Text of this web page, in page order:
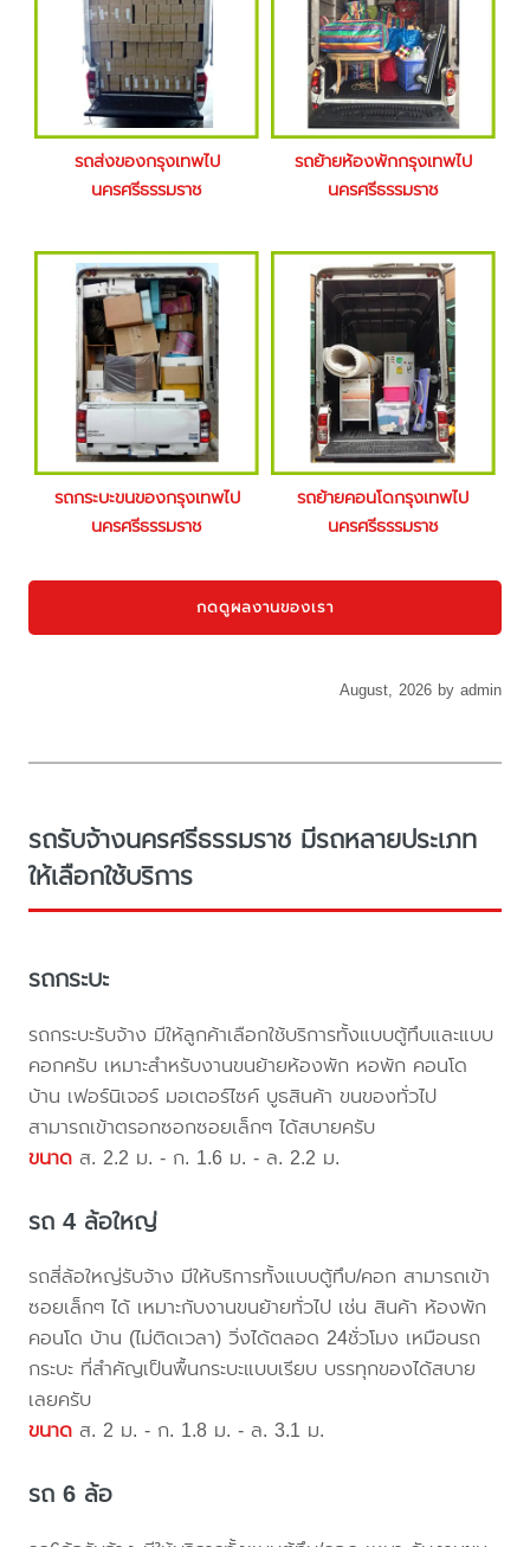
รถส่งของกรุงเทพไป
นครศรีธรรมราช
รถย้ายห้องพักกรุงเทพไป
นครศรีธรรมราช
รถกระบะขนของกรุงเทพไป
นครศรีธรรมราช
รถย้ายคอนโดกรุงเทพไป
นครศรีธรรมราช
กดดูผลงานของเรา
August, 2026 by admin
รถรับจ้างนครศรีธรรมราช มีรถหลายประเภท
ให้เลือกใช้บริการ
รถกระบะ
รถกระบะรับจ้าง มีให้ลูกค้าเลือกใช้บริการทั้งแบบตู้ทึบและแบบ
คอกครับ เหมาะสำหรับงานขนย้ายห้องพัก หอพัก คอนโด
บ้าน เฟอร์นิเจอร์ มอเตอร์ไซค์ บูธสินค้า ขนของทั่วไป
สามารถเข้าตรอกซอกซอยเล็กๆ ได้สบายครับ
ขนาด ส. 2.2 ม. - ก. 1.6 ม. - ล. 2.2 ม.
รถ 4 ล้อใหญ่
รถสี่ล้อใหญ่รับจ้าง มีให้บริการทั้งแบบตู้ทึบ/คอก สามารถเข้า
ซอยเล็กๆ ได้ เหมาะกับงานขนย้ายทั่วไป เช่น สินค้า ห้องพัก
คอนโด บ้าน (ไม่ติดเวลา) วิ่งได้ตลอด 24ชั่วโมง เหมือนรถ
กระบะ ที่สำคัญเป็นพื้นกระบะแบบเรียบ บรรทุกของได้สบาย
เลยครับ
ขนาด ส. 2 ม. - ก. 1.8 ม. - ล. 3.1 ม.
รถ 6 ล้อ